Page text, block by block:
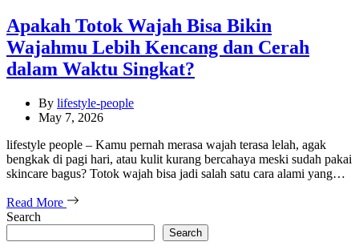
Apakah Totok Wajah Bisa Bikin
Wajahmu Lebih Kencang dan Cerah
dalam Waktu Singkat?
By lifestyle-people
May 7, 2026
lifestyle people – Kamu pernah merasa wajah terasa lelah, agak
bengkak di pagi hari, atau kulit kurang bercahaya meski sudah pakai
skincare bagus? Totok wajah bisa jadi salah satu cara alami yang…
Read More
Search
Search